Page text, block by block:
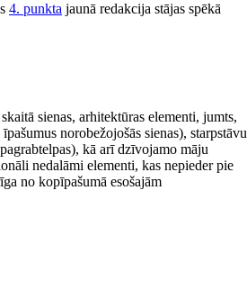
4. punkta jaunā redakcija stājas spēkā
sienas, arhitektūras elementi, jumts,
norobežojošās sienas), starpstāvu
kā arī dzīvojamo māju
nedalāmi elementi, kas nepieder pie
no kopīpašumā esošajām